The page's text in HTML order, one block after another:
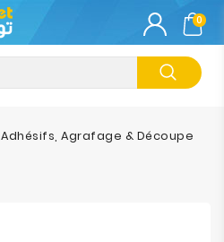
0
Adhésifs, Agrafage & Découpe